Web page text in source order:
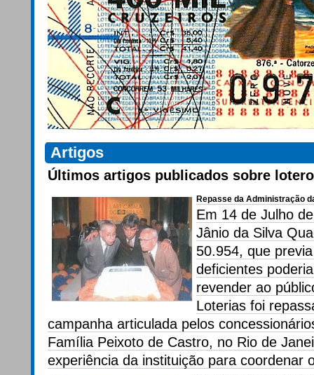
Artigos
Últimos artigos publicados sobre
Repasse da Administração
Em 14 de Julho
Jânio da Silva
50.954, que
deficientes
revender ao
Loterias foi
campanha articulada pelos
Família Peixoto de Castro, no Rio de
experiência da instituição para coordenar